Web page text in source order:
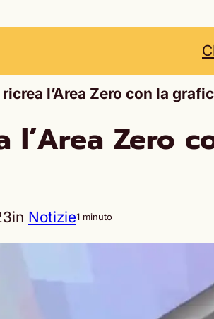
l’Area Zero con la
l’Area Zero
in Notizie1 minuto